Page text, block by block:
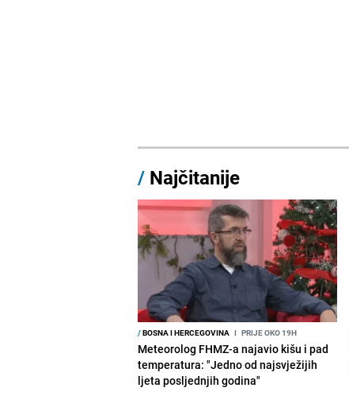
/ Najčitanije
/BOSNA I HERCEGOVINA I PRIJE OKO 19H
Meteorolog FHMZ-a najavio kišu i pad
temperatura: "Jedno od najsvježijih
ljeta posljednjih godina"